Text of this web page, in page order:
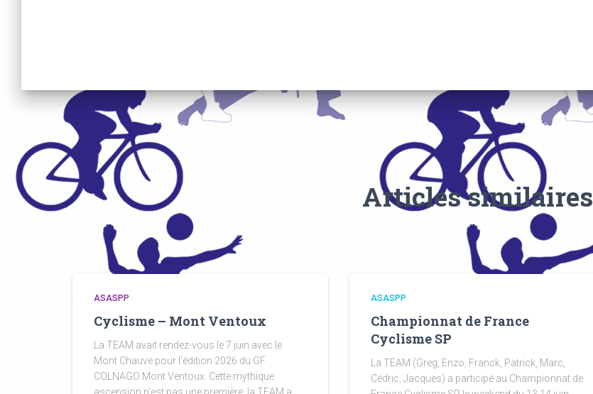
Articles similaires
ASASPP
Cyclisme – Mont Ventoux
La TEAM avait rendez-vous le 7 juin avec le
Mont Chauve pour l’édition 2026 du GF
COLNAGO Mont Ventoux. Cette mythique
ASASPP
Championnat de France
Cyclisme SP
La TEAM (Greg, Enzo, Franck, Patrick, Marc,
Cédric, Jacques) a participé au Championnat de